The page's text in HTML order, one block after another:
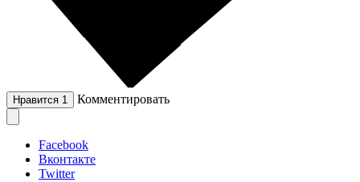
Нравится 1 Комментировать
Facebook
Вконтакте
Twitter